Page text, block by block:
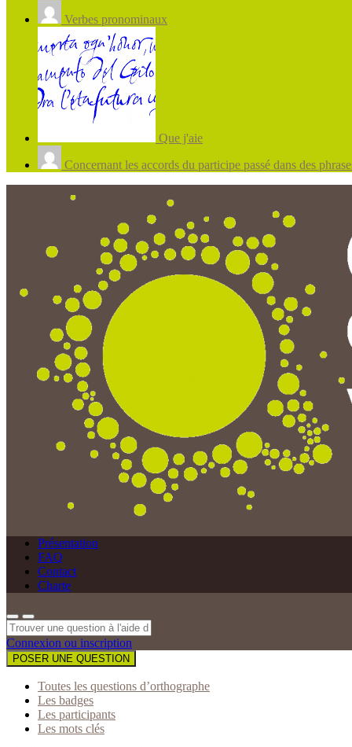
Verbes pronominaux
Que j'aie
Concernant les accords du participe passé dans des
Présentation
FAQ
Contact
Charte
Connexion ou inscription
POSER UNE QUESTION
Toutes les questions d’orthographe
Les badges
Les participants
Les mots clés